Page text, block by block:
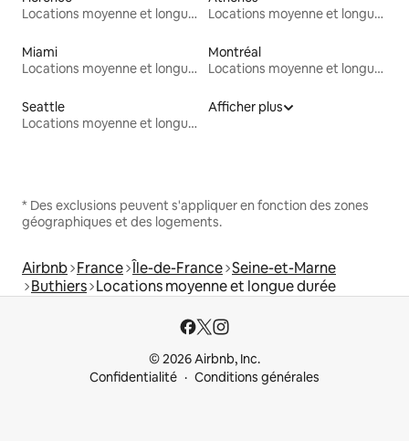
Locations moyenne et longue durée
Locations moyenne et longue durée
Miami
Locations moyenne et longue durée
Montréal
Locations moyenne et longue durée
Seattle
Locations moyenne et longue durée
Afficher plus
* Des exclusions peuvent s'appliquer en fonction des zones
géographiques et des logements.
Airbnb France Île-de-France Seine-et-Marne
Buthiers Locations moyenne et longue durée
© 2026 Airbnb, Inc.
Confidentialité
Conditions générales